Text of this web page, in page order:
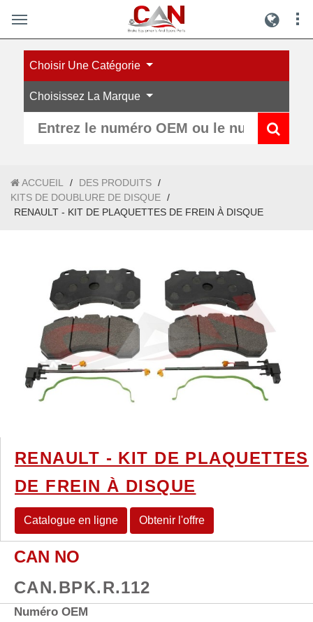
Choisir Une Catégorie
Choisissez La Marque
ACCUEIL / DES PRODUITS /
KITS DE DOUBLURE DE DISQUE /
RENAULT - KIT DE PLAQUETTES DE FREIN À DISQUE
RENAULT - KIT DE PLAQUETTES
DE FREIN À DISQUE
Catalogue en ligne Obtenir l'offre
CAN NO
CAN.BPK.R.112
Numéro OEM